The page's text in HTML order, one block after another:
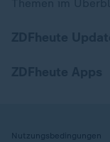
Nutzungsbedingungen